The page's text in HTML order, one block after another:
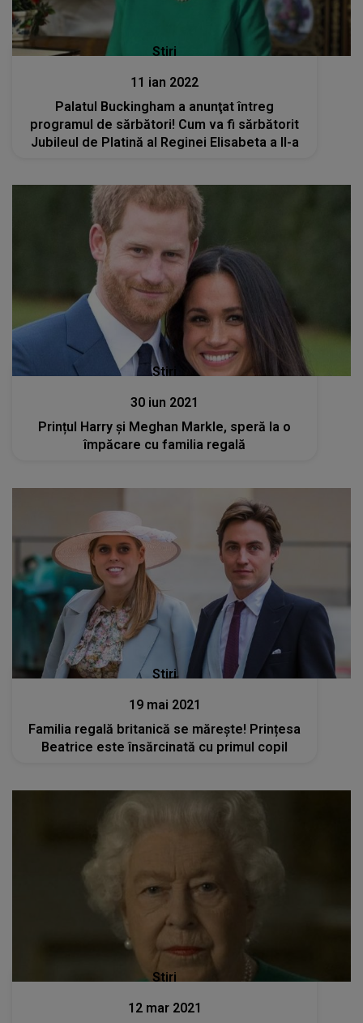
Stiri
11 ian 2022
Palatul Buckingham a anunţat întreg
programul de sărbători! Cum va fi sărbătorit
Jubileul de Platină al Reginei Elisabeta a II-a
Stiri
30 iun 2021
Prințul Harry și Meghan Markle, speră la o
împăcare cu familia regală
Stiri
19 mai 2021
Familia regală britanică se mărește! Prințesa
Beatrice este însărcinată cu primul copil
Stiri
12 mar 2021